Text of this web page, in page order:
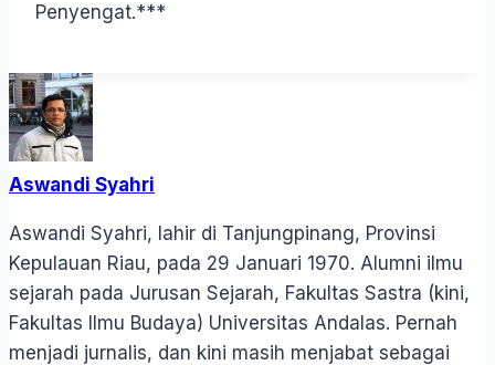
Penyengat.***
Aswandi Syahri
Aswandi Syahri, lahir di Tanjungpinang, Provinsi
Kepulauan Riau, pada 29 Januari 1970. Alumni ilmu
sejarah pada Jurusan Sejarah, Fakultas Sastra (kini,
Fakultas Ilmu Budaya) Universitas Andalas. Pernah
menjadi jurnalis, dan kini masih menjabat sebagai